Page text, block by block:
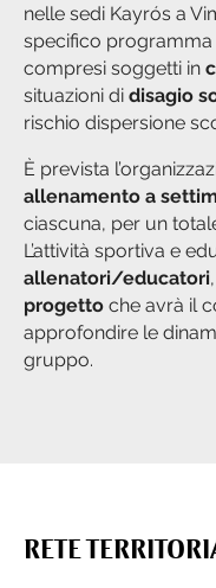
nelle sedi Kayrós a
specifico programma
compresi soggetti in
situazioni di disagio
rischio dispersione
È prevista
allenamento a
ciascuna, per un
L’attività sportiva e
allenatori/educatori
progetto che avrà il
approfondire le
gruppo.
RETE